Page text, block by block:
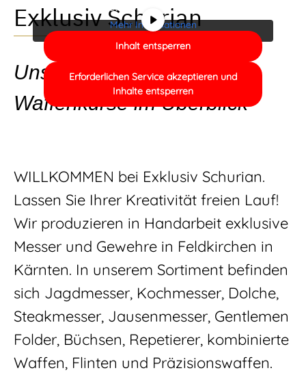
Exklusiv Schurian
Unsere Messer- &
Waffenkurse im Überblick
WILLKOMMEN bei Exklusiv Schurian.
Lassen Sie Ihrer Kreativität freien Lauf!
Wir produzieren in Handarbeit exklusive
Messer und Gewehre in Feldkirchen in
Kärnten. In unserem Sortiment befinden
sich Jagdmesser, Kochmesser, Dolche,
Steakmesser, Jausenmesser, Gentlemen
Folder, Büchsen, Repetierer, kombinierte
Waffen, Flinten und Präzisionswaffen.
Drittanbieter weitergegeben werden.
Mehr Informationen
Inhalt entsperren
Erforderlichen Service akzeptieren und
Inhalte entsperren